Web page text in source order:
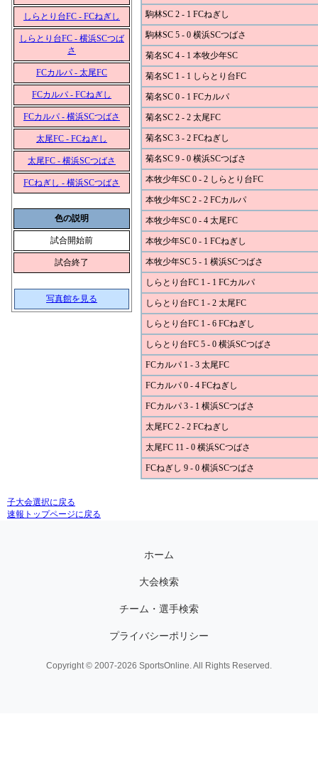
しらとり台FC - FCねぎし
しらとり台FC - 横浜SCつば
さ
FCカルパ - 太尾FC
FCカルパ - FCねぎし
FCカルパ - 横浜SCつばさ
太尾FC - FCねぎし
太尾FC - 横浜SCつばさ
FCねぎし - 横浜SCつばさ
色の説明
試合開始前
試合終了
写真館を見る
駒林SC 2 - 1 FCねぎし
駒林SC 5 - 0 横浜SCつばさ
菊名SC 4 - 1 本牧少年SC
菊名SC 1 - 1 しらとり台FC
菊名SC 0 - 1 FCカルパ
菊名SC 2 - 2 太尾FC
菊名SC 3 - 2 FCねぎし
菊名SC 9 - 0 横浜SCつばさ
本牧少年SC 0 - 2 しらとり台FC
本牧少年SC 2 - 2 FCカルパ
本牧少年SC 0 - 4 太尾FC
本牧少年SC 0 - 1 FCねぎし
本牧少年SC 5 - 1 横浜SCつばさ
しらとり台FC 1 - 1 FCカルパ
しらとり台FC 1 - 2 太尾FC
しらとり台FC 1 - 6 FCねぎし
しらとり台FC 5 - 0 横浜SCつばさ
FCカルパ 1 - 3 太尾FC
FCカルパ 0 - 4 FCねぎし
FCカルパ 3 - 1 横浜SCつばさ
太尾FC 2 - 2 FCねぎし
太尾FC 11 - 0 横浜SCつばさ
FCねぎし 9 - 0 横浜SCつばさ
子大会選択に戻る
速報トップページに戻る
ホーム
大会検索
チーム・選手検索
プライバシーポリシー
Copyright © 2007-2026 SportsOnline. All Rights Reserved.